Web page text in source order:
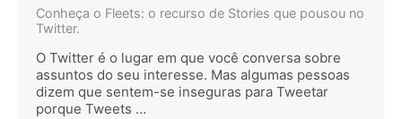
Conheça o Fleets: o recurso de Stories que pousou no
Twitter.
O Twitter é o lugar em que você conversa sobre
assuntos do seu interesse. Mas algumas pessoas
dizem que sentem-se inseguras para Tweetar
porque Tweets …